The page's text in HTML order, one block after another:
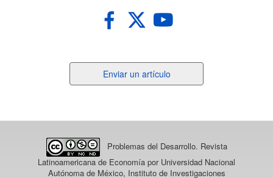
un
Enviar un artículo
Problemas del Desarrollo. Revista
Latinoamericana de Economía por Universidad Nacional
Autónoma de México, Instituto de Investigaciones